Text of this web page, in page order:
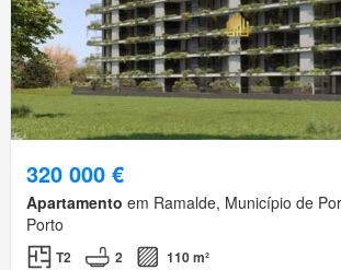
320 000 €
Apartamento em Ramalde, Município de
Porto
T2 2 110 m²